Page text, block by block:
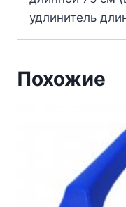
удлинитель
Похожие